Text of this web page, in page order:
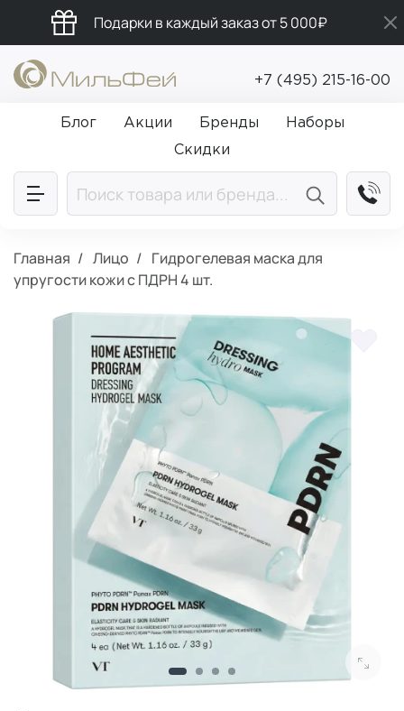
Подарки в каждый заказ от 5 000₽
Промокод ПРИВЕТ
Бесплатная доставка от 5 000₽
+7 (495) 215-16-00
Блог Акции Бренды
Наборы
Скидки
Главная Лицо
Гидрогелевая маска для
упругости кожи с ПДРН 4 шт.